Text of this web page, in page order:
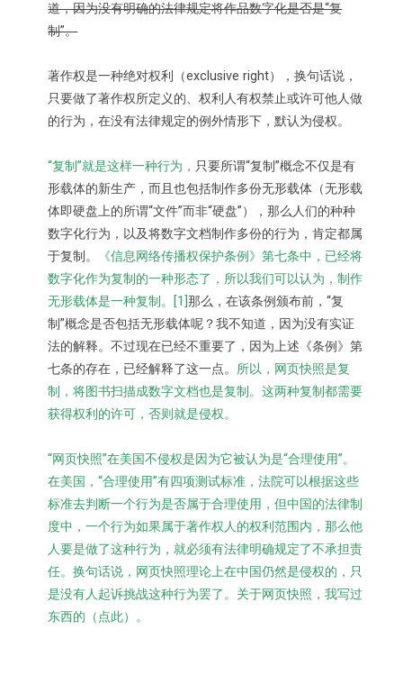
道，因为没有明确的法律规定将作品数字化是否是“复
制”。
著作权是一种绝对权利（exclusive right），换句话说，
只要做了著作权所定义的、权利人有权禁止或许可他人做
的行为，在没有法律规定的例外情形下，默认为侵权。
“复制”就是这样一种行为， 只要所谓“复制”概念不仅是有
形载体的新生产，而且也包括制作多份无形载体（无形载
体即硬盘上的所谓“文件”而非“硬盘”），那么人们的种种
数字化行为，以及将数字文档制作多份的行为，肯定都属
于复制。
《信息网络传播权保护条例》第七条中，已经将
数字化作为复制的一种形态了，所以我们可以认为，制作
无形载体是一种复制。[1]那么，在该条例颁布前，“复
制”概念是否包括无形载体呢？我不知道，因为没有实证
法的解释。不过现在已经不重要了，因为上述《条例》第
七条的存在，已经解释了这一点。 所以，网页快照是复
制，将图书扫描成数字文档也是复制。这两种复制都需要
获得权利的许可，否则就是侵权。
“网页快照”在美国不侵权是因为它被认为是“合理使用”。
在美国，“合理使用”有四项测试标准，法院可以根据这些
标准去判断一个行为是否属于合理使用，但中国的法律制
度中，一个行为如果属于著作权人的权利范围内，那么他
人要是做了这种行为，就必须有法律明确规定了不承担责
任。换句话说，网页快照理论上在中国仍然是侵权的，只
是没有人起诉挑战这种行为罢了。 关于网页快照，我写过
东西的（点此） 。